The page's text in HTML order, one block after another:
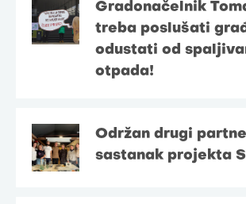
Gradonačelnik
treba poslušati
odustati od
otpada!
Održan drugi
sastanak projekta